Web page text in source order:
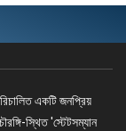
একটি জনপ্রিয়
স্থিত 'স্টেটসম্যান